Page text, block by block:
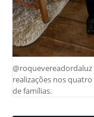
realizações nos
de famílias.